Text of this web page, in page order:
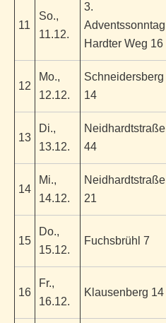
11
So.,
11.12.
3.
Adventssonntag
Hardter Weg 16
12
Mo.,
12.12.
Schneidersberg
14
13
Di.,
13.12.
Neidhardtstraße
44
14
Mi.,
14.12.
Neidhardtstraße
21
15
Do.,
15.12.
Fuchsbrühl 7
16
Fr.,
16.12.
Klausenberg 14